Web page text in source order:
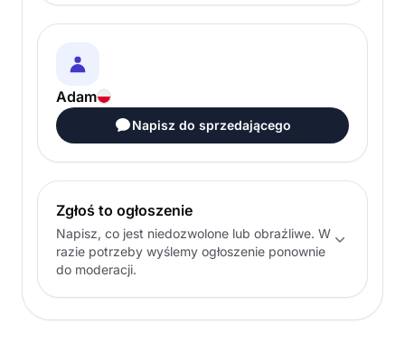
Adam
Napisz do sprzedającego
Zgłoś to ogłoszenie
Napisz, co jest niedozwolone lub obraźliwe. W
razie potrzeby wyślemy ogłoszenie ponownie
do moderacji.